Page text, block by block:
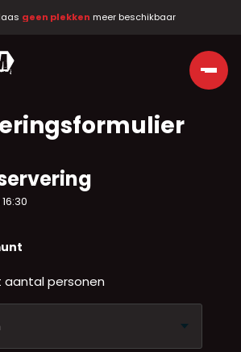
geen plekken meer beschikbaar
personen